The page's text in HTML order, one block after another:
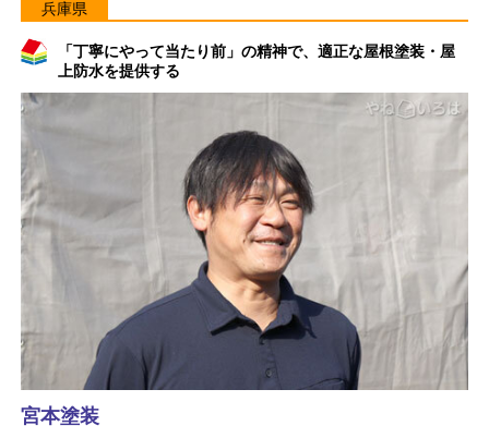
兵庫県
「丁寧にやって当たり前」の精神で、適正な屋根塗装・屋
上防水を提供する
宮本塗装